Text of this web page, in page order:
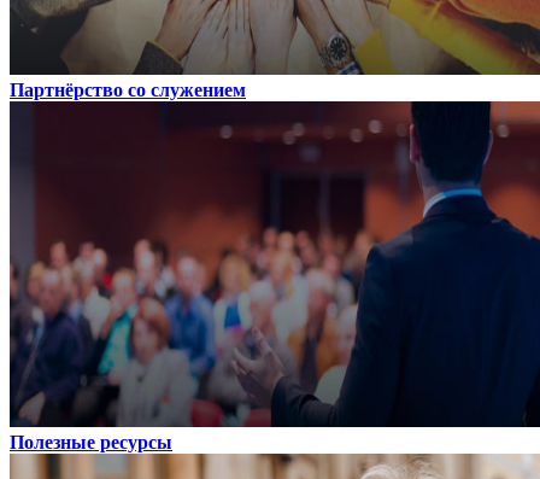
Партнёрство со служением
Полезные ресурсы